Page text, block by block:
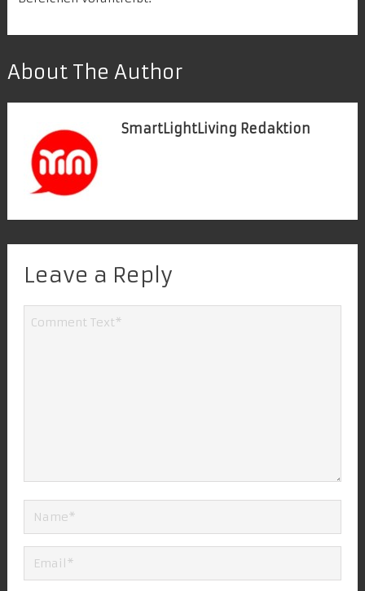
About The Author
SmartLightLiving Redaktion
Leave a Reply